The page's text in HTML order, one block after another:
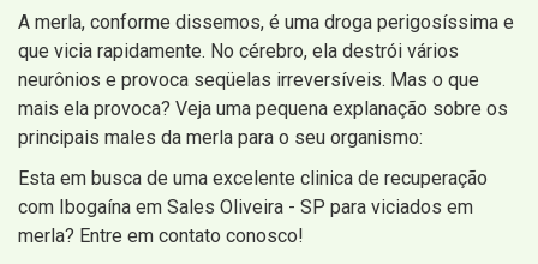
A merla, conforme dissemos, é uma droga perigosíssima e
que vicia rapidamente. No cérebro, ela destrói vários
neurônios e provoca seqüelas irreversíveis. Mas o que
mais ela provoca? Veja uma pequena explanação sobre os
principais males da merla para o seu organismo:
Esta em busca de uma excelente clinica de recuperação
com Ibogaína em Sales Oliveira - SP para viciados em
merla? Entre em contato conosco!